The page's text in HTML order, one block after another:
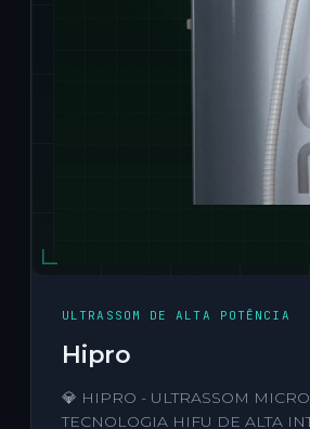
ULTRASSOM DE ALTA POTÊNCIA
Hipro
💎 HIPRO - ULTRASSOM
TECNOLOGIA HIFU DE ALTA